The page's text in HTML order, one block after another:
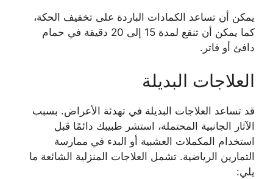
يمكن أن تساعد الكمادات الباردة على تخفيف الحكة،
كما يمكن أن تنقع لمدة 15 إلى 20 دقيقة في حمام
دافئ أو فاتر.
العلاجات البديلة
قد تساعد العلاجات البديلة في تهدئة الأعراض. بسبب
الآثار الجانبية المحتملة، استشر طبيبك دائمًا قبل
استخدام المكملات العشبية أو البدء في ممارسة
التمارين الرياضية. تشمل العلاجات المنزلية الشائعة ما
يلي: